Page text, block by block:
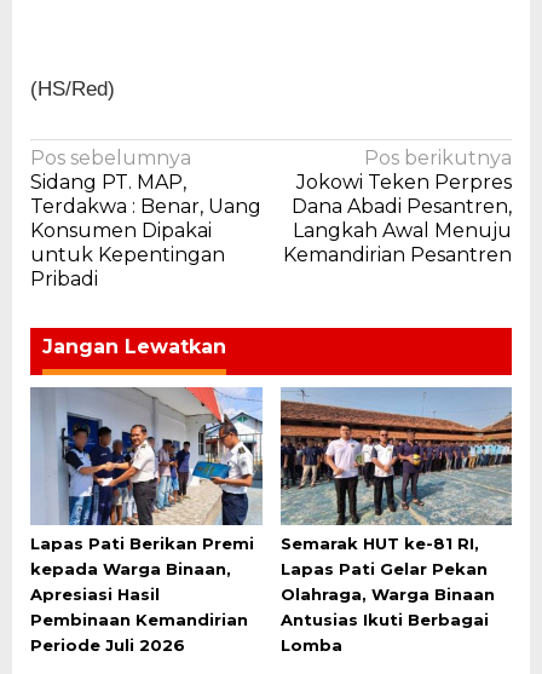
(HS/Red)
Navigasi
pos
Pos sebelumnya
Sidang PT. MAP,
Terdakwa : Benar, Uang
Konsumen Dipakai
untuk Kepentingan
Pribadi
Pos berikutnya
Jokowi Teken Perpres
Dana Abadi Pesantren,
Langkah Awal Menuju
Kemandirian Pesantren
Jangan Lewatkan
Lapas Pati Berikan Premi
kepada Warga Binaan,
Apresiasi Hasil
Pembinaan Kemandirian
Periode Juli 2026
Semarak HUT ke-81 RI,
Lapas Pati Gelar Pekan
Olahraga, Warga Binaan
Antusias Ikuti Berbagai
Lomba